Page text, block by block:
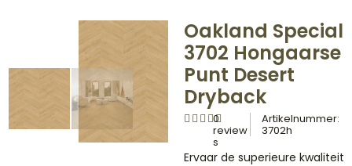
Oakland Special
3702 Hongaarse
Punt Desert
Dryback
0
review
s
Artikelnummer:
3702h
Ervaar de superieure kwaliteit